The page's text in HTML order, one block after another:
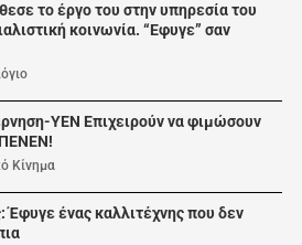
το έργο του στην υπηρεσία του
κοινωνία. “Εφυγε” σαν
ΥΕΝ Επιχειρούν να φιμώσουν
ΠΕΝΕΝ!
Κίνημα
ένας καλλιτέχνης που δεν